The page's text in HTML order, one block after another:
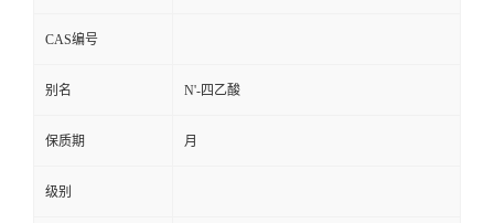
CAS编号
别名 N'-四乙酸
保质期 月
级别